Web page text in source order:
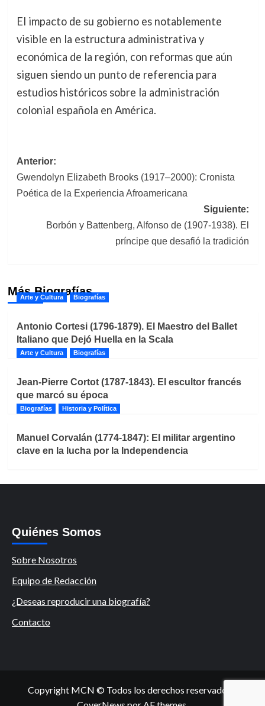
El impacto de su gobierno es notablemente
visible en la estructura administrativa y
económica de la región, con reformas que aún
siguen siendo un punto de referencia para
estudios históricos sobre la administración
colonial española en América.
Navegación
de
Anterior:
Gwendolyn Elizabeth Brooks (1917–2000): Cronista
Poética de la Experiencia Afroamericana
Siguiente:
Borbón y Battenberg, Alfonso de (1907-1938). El
príncipe que desafió la tradición
Más Biografías
Arte y Cultura Biografías
Antonio Cortesi (1796-1879). El Maestro del Ballet
Italiano que Dejó Huella en la Scala
Arte y Cultura Biografías
Jean-Pierre Cortot (1787-1843). El escultor francés
que marcó su época
Biografías Historia y Política
Manuel Corvalán (1774-1847): El militar argentino
clave en la lucha por la Independencia
Quiénes Somos
Sobre Nosotros
Equipo de Redacción
¿Deseas reproducir una biografía?
Contacto
Copyright MCN © Todos los derechos reservados.